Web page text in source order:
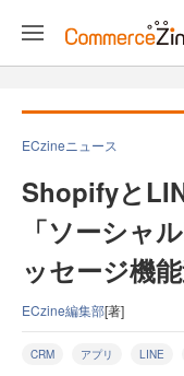
ECzineニュース
Shopifyと
「ソーシャ
ッセージ機
ECzine編集部[著]
CRM アプリ LINE